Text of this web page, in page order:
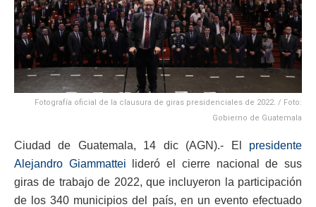
Fotografía oficial de la clausura de giras presidenciales de 2022. / Foto:
Gobierno de Guatemala
Ciudad de Guatemala, 14 dic (AGN).- El presidente
Alejandro Giammattei lideró el cierre nacional de sus
giras de trabajo de 2022, que incluyeron la participación
de los 340 municipios del país, en un evento efectuado